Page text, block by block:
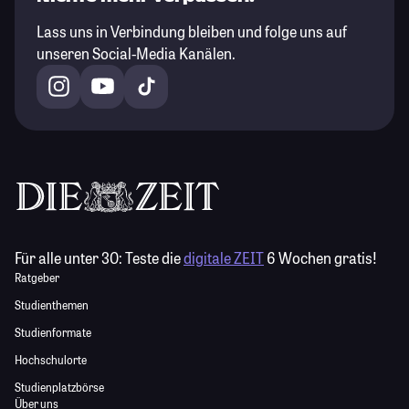
Lass uns in Verbindung bleiben und folge uns auf
unseren Social-Media Kanälen.
Für alle unter 30:Teste diedigitale ZEIT6 Wochen gratis!
Ratgeber
Studienthemen
Studienformate
Hochschulorte
Studienplatzbörse
Über uns